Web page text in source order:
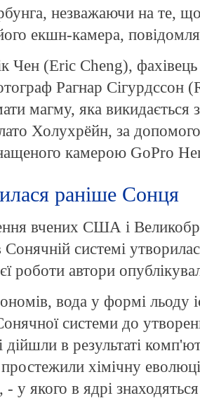
незважаючи на те,
екшн-камера,
Чен (Eric Cheng), фахівець з
Рагнар Сігурдссон
магму, яка викидається
Холухрёйн, за
камерою GoPro
раніше Сонця
вчених США і
системі
роботи автори
вода у формі льоду
системи до
дійшли в результаті
хімічну
- у якого в ядрі